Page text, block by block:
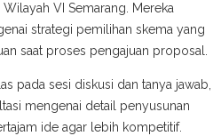
VI Semarang. Mereka
strategi pemilihan skema yang
saat proses pengajuan proposal.
pada sesi diskusi dan tanya jawab,
mengenai detail penyusunan
ide agar lebih kompetitif.